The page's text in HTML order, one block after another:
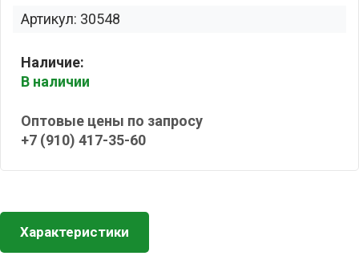
Артикул: 30548
Наличие:
В наличии
Оптовые цены по запросу
+7 (910) 417-35-60
Характеристики